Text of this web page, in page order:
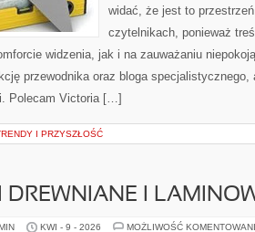
widać, że jest to
czytelnikach, ponieważ
widzenia, jak i na zauważaniu
przewodnika oraz bloga specjalistycznego,
Polecam Victoria […]
I PRZYSZŁOŚĆ
DREWNIANE I
KWI - 9 - 2026 MOŻLIWOŚĆ